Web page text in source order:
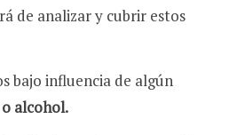
de analizar y cubrir estos
bajo influencia de algún
alcohol.